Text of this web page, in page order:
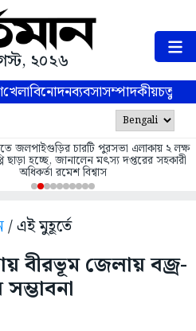
২০২৬
খেলাবিনোদনব্যবসাসম্পাদকীয়
জলপাইগুড়ির চারটি পুরসভা এলাকায় ২ লক্ষ
ছাড়া হচ্ছে, জানালেন মৎস্য দপ্তরের সহকারী
অধিকর্তা রমেশ বিশ্বাস
/ এই মুহূর্তে
বীরভূম জেলায় বজ্র-
সম্ভাবনা